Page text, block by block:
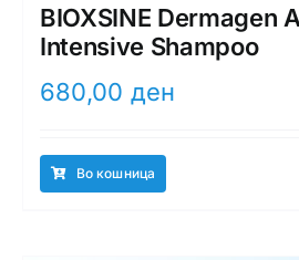
BIOXSINE Dermagen
Intensive Shampoo
680,00 ден
Во кошница